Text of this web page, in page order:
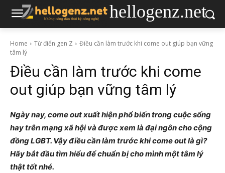
hellogenz.net
Home Từ điển gen Z
Điều cần làm trước khi come out giúp bạn vững
tâm lý
Điều cần làm trước khi come
out giúp bạn vững tâm lý
Ngày nay, come out xuất hiện phổ biến trong cuộc sống
hay trên mạng xã hội và được xem là đại ngôn cho cộng
đồng LGBT. Vậy điều cần làm trước khi come out là gì?
Hãy bắt đầu tìm hiểu để chuẩn bị cho mình một tâm lý
thật tốt nhé.